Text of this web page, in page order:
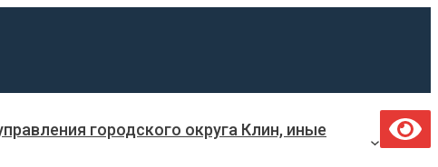
городского округа Клин, иные